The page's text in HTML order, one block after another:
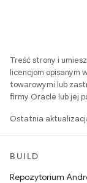
Treść strony i
licencjom opisanym
towarowymi lub
firmy Oracle lub jej
Ostatnia
BUILD
Repozytorium